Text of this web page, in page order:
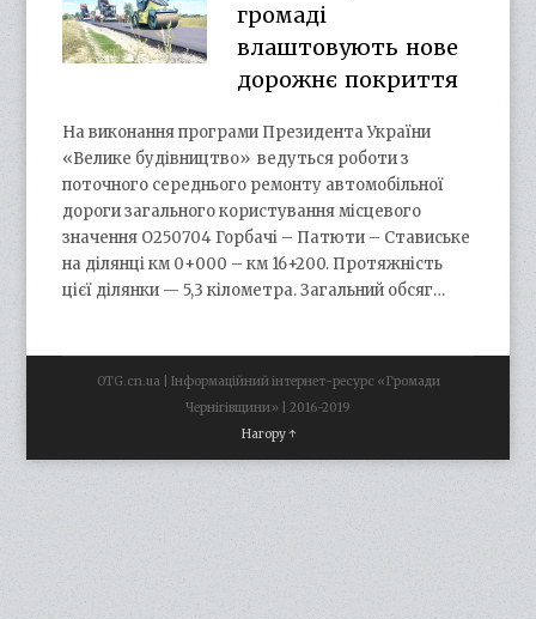
громаді
влаштовують нове
дорожнє покриття
На виконання програми Президента України
«Велике будівництво» ведуться роботи з
поточного середнього ремонту автомобільної
дороги загального користування місцевого
значення О250704 Горбачі – Патюти – Ставиське
на ділянці км 0+000 – км 16+200. Протяжність
цієї ділянки — 5,3 кілометра. Загальний обсяг…
OTG.cn.ua | Інформаційний інтернет-ресурс «Громади
Чернігівщини» | 2016-2019
Нагору ↑